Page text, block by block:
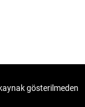
gösterilmeden